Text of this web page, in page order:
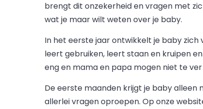
brengt dit onzekerheid en vragen met
wat je maar wilt weten over je baby.
In het eerste jaar ontwikkelt je baby zich
leert gebruiken, leert staan en kruipen
eng en mama en papa mogen niet te ver
De eerste maanden krijgt je baby alleen
allerlei vragen oproepen. Op onze